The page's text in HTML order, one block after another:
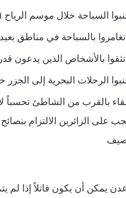
السباحة خلال موسم الرياح
تغامروا بالسباحة في مناطق
تثقوا بالأشخاص الذين يدعون
الرحلات البحرية إلى الجزر
بالقرب من الشاطئ تحسباً
على الزائرين الالتزام
يمكن أن يكون قاتلاً إذا لم